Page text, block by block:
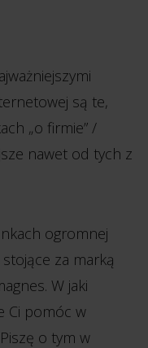
są te,
„o firmie” /
nawet od tych z
ogromnej
za marką
W jaki
Ci pomóc w
o tym w